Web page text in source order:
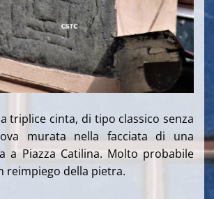
triplice cinta, di tipo classico senza
murata nella facciata di una
a Piazza Catilina. Molto probabile
reimpiego della pietra.